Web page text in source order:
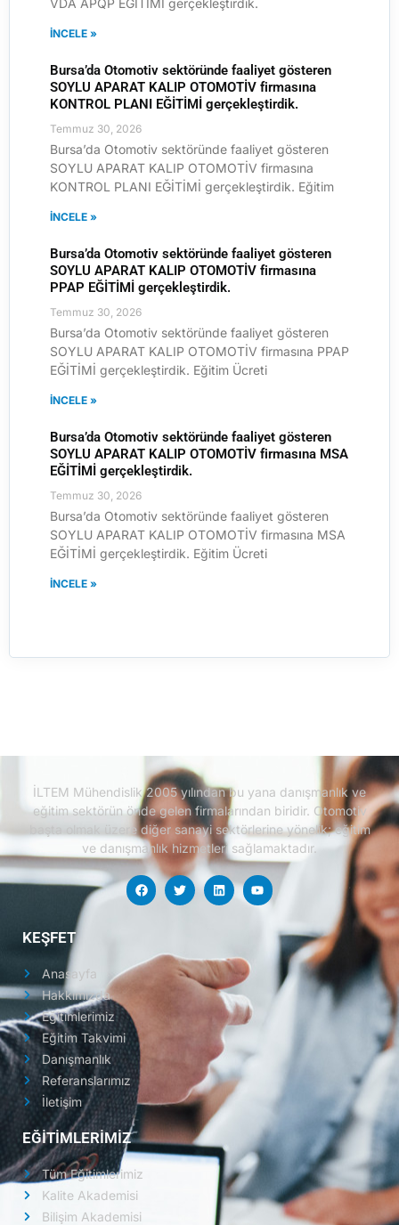
VDA APQP EĞİTİMİ gerçekleştirdik.
İNCELE »
Bursa’da Otomotiv sektöründe faaliyet gösteren
SOYLU APARAT KALIP OTOMOTİV firmasına
KONTROL PLANI EĞİTİMİ gerçekleştirdik.
Temmuz 30, 2026
Bursa’da Otomotiv sektöründe faaliyet gösteren
SOYLU APARAT KALIP OTOMOTİV firmasına
KONTROL PLANI EĞİTİMİ gerçekleştirdik. Eğitim
İNCELE »
Bursa’da Otomotiv sektöründe faaliyet gösteren
SOYLU APARAT KALIP OTOMOTİV firmasına
PPAP EĞİTİMİ gerçekleştirdik.
Temmuz 30, 2026
Bursa’da Otomotiv sektöründe faaliyet gösteren
SOYLU APARAT KALIP OTOMOTİV firmasına PPAP
EĞİTİMİ gerçekleştirdik. Eğitim Ücreti
İNCELE »
Bursa’da Otomotiv sektöründe faaliyet gösteren
SOYLU APARAT KALIP OTOMOTİV firmasına MSA
EĞİTİMİ gerçekleştirdik.
Temmuz 30, 2026
Bursa’da Otomotiv sektöründe faaliyet gösteren
SOYLU APARAT KALIP OTOMOTİV firmasına MSA
EĞİTİMİ gerçekleştirdik. Eğitim Ücreti
İNCELE »
İLTEM Mühendislik 2005 yılından bu yana danışmanlık ve
eğitim sektörün önde gelen firmalarından biridir. Otomotiv
başta olmak üzere diğer sanayi sektörlerine yönelik; eğitim
ve danışmanlık hizmetleri sağlamaktadır.
KEŞFET
Anasayfa
Hakkımızda
Eğitimlerimiz
Eğitim Takvimi
Danışmanlık
Referanslarımız
İletişim
EĞİTİMLERİMİZ
Tüm Eğitimlerimiz
Kalite Akademisi
Bilişim Akademisi